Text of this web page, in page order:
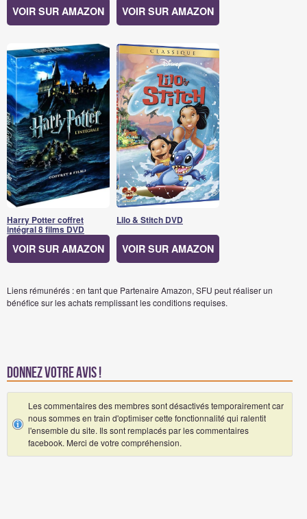
VOIR SUR AMAZON VOIR SUR AMAZON
Harry Potter coffret
intégral 8 films DVD
VOIR SUR AMAZON
Lilo & Stitch DVD
VOIR SUR AMAZON
Liens rémunérés : en tant que Partenaire Amazon, SFU peut réaliser un
bénéfice sur les achats remplissant les conditions requises.
Donnez votre avis !
Les commentaires des membres sont désactivés temporairement car
nous sommes en train d'optimiser cette fonctionnalité qui ralentit
l'ensemble du site. Ils sont remplacés par les commentaires
facebook. Merci de votre compréhension.